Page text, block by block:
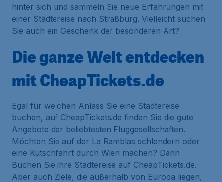
hinter sich und sammeln Sie neue Erfahrungen mit
einer Städtereise nach Straßburg. Vielleicht suchen
Sie auch ein Geschenk der besonderen Art?
Die ganze Welt entdecken
mit CheapTickets.de
Egal für welchen Anlass Sie eine Städtereise
buchen, auf CheapTickets.de finden Sie die gute
Angebote der beliebtesten Fluggesellschaften.
Möchten Sie auf der La Ramblas schlendern oder
eine Kutschfahrt durch Wien machen? Dann
Buchen Sie ihre Städtereise auf CheapTickets.de.
Aber auch Ziele, die außerhalb von Europa liegen,